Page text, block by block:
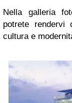
Nella galleria
potrete rendervi
cultura e